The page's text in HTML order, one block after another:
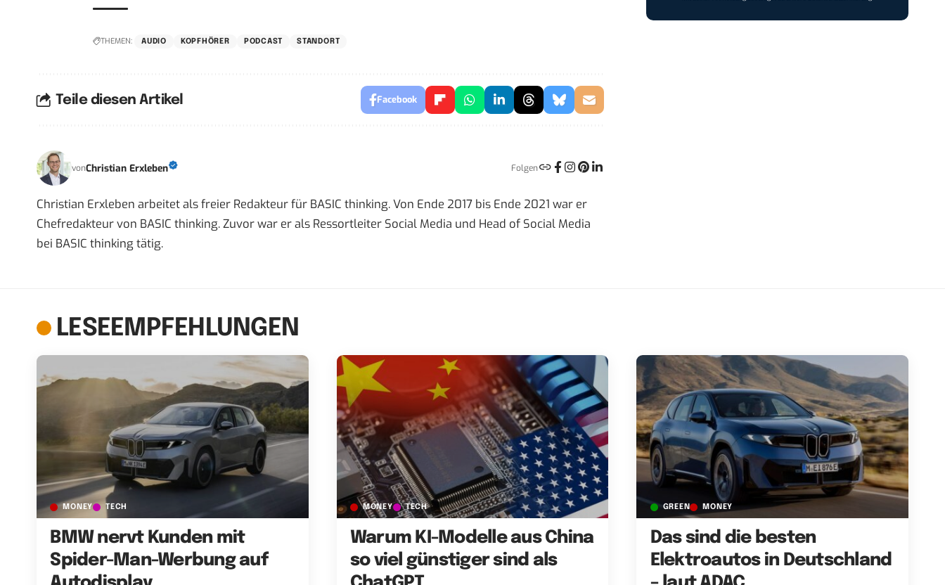
THEMEN: AUDIO KOPFHÖRER PODCAST STANDORT
Teile diesen Artikel Facebook
vonChristian Erxleben Folgen
Christian Erxleben arbeitet als freier Redakteur für BASIC thinking. Von Ende 2017 bis Ende 2021 war er
Chefredakteur von BASIC thinking. Zuvor war er als Ressortleiter Social Media und Head of Social Media
bei BASIC thinking tätig.
LESEEMPFEHLUNGEN
MONEY TECH
BMW nervt Kunden mit
Spider-Man-Werbung auf
MONEY TECH
Warum KI-Modelle aus China
so viel günstiger sind als
GREEN MONEY
Das sind die besten
Elektroautos in Deutschland